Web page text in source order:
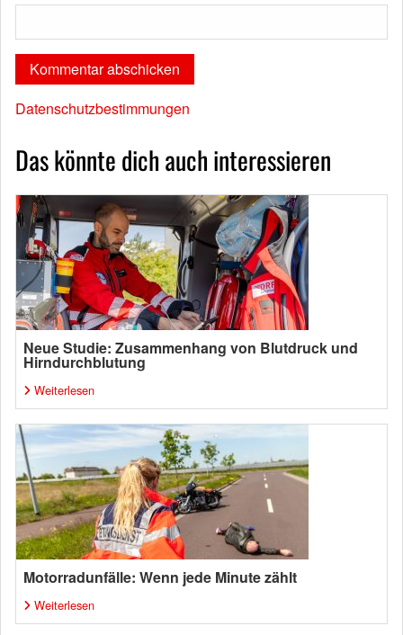
Datenschutzbestimmungen
Das könnte dich auch interessieren
Neue Studie: Zusammenhang von Blutdruck und
Hirndurchblutung
Weiterlesen
Motorradunfälle: Wenn jede Minute zählt
Weiterlesen